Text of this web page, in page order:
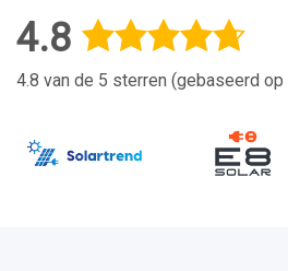
4.8
4.8 van de 5 sterren (gebaseerd op